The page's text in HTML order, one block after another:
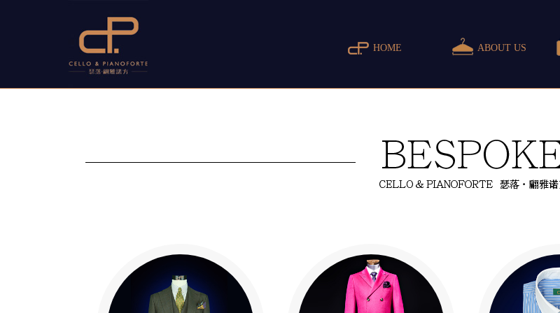
HOME ABOUT US